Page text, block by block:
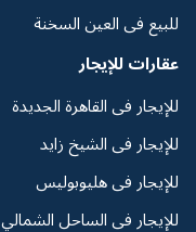
للبيع فى العين السخنة
عقارات للإيجار
للإيجار فى القاهرة الجديدة
للإيجار فى الشيخ زايد
للإيجار فى هليوبوليس
للإيجار فى الساحل الشمالي